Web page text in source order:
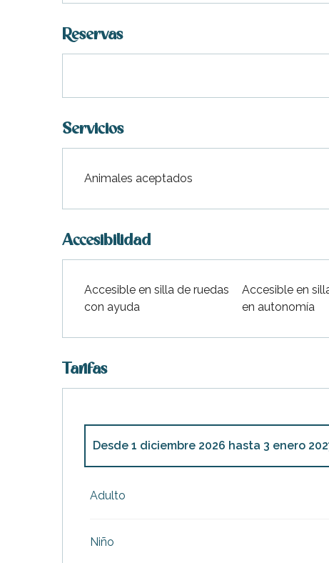
Reservas
Servicios
Animales aceptados
Accesibilidad
Accesible en silla de ruedas
con ayuda
Accesible en
en autonomía
Tarifas
Desde 1 diciembre 2026 hasta 3 enero
Adulto
Niño